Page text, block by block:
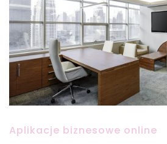
Aplikacje biznesowe online